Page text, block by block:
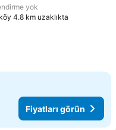
yok
4.8 km uzaklıkta
Fiyatları görün